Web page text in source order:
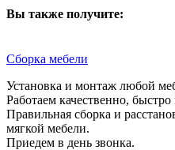
Вы также получите:
Сборка мебели
Установка и монтаж любой
Работаем качественно,
Правильная сборка и
мягкой мебели.
Приедем в день звонка.